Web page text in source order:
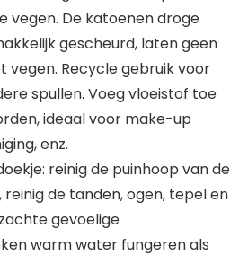
vegen. De katoenen droge
gescheurd, laten geen
vegen. Recycle gebruik voor
spullen. Voeg vloeistof toe
ideaal voor make-up
enz.
reinig de puinhoop van de
de tanden, ogen, tepel en
gevoelige
warm water fungeren als